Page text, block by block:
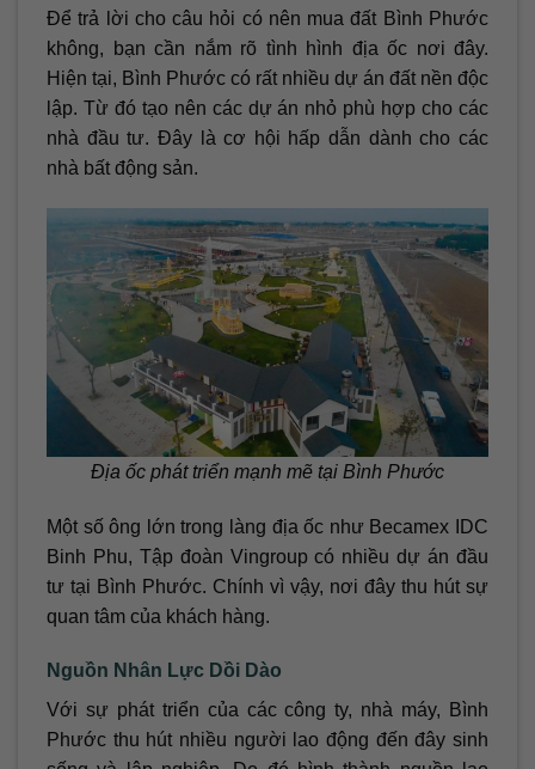
Để trả lời cho câu hỏi có nên mua đất Bình Phước
không, bạn cần nắm rõ tình hình địa ốc nơi đây.
Hiện tại, Bình Phước có rất nhiều dự án đất nền độc
lập. Từ đó tạo nên các dự án nhỏ phù hợp cho các
nhà đầu tư. Đây là cơ hội hấp dẫn dành cho các
nhà bất động sản.
Địa ốc phát triển mạnh mẽ tại Bình Phước
Một số ông lớn trong làng địa ốc như Becamex IDC
Binh Phu, Tập đoàn Vingroup có nhiều dự án đầu
tư tại Bình Phước. Chính vì vậy, nơi đây thu hút sự
quan tâm của khách hàng.
Nguồn Nhân Lực Dồi Dào
Với sự phát triển của các công ty, nhà máy, Bình
Phước thu hút nhiều người lao động đến đây sinh